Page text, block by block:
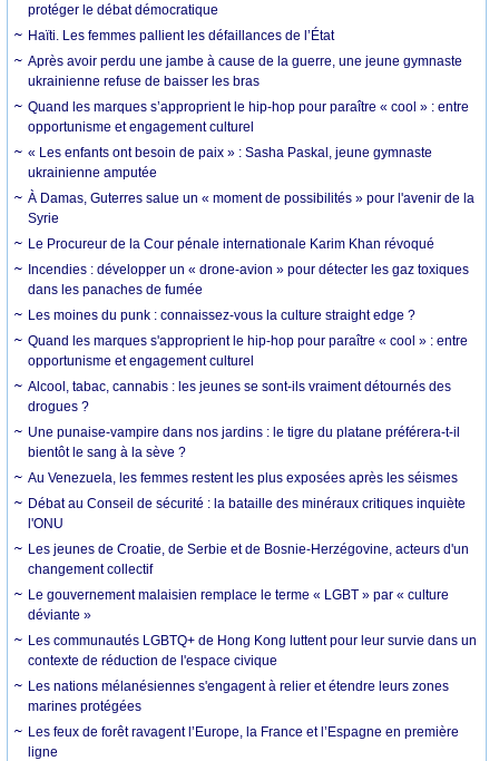
protéger le débat démocratique
Haïti. Les femmes pallient les défaillances de l’État
Après avoir perdu une jambe à cause de la guerre, une jeune gymnaste
ukrainienne refuse de baisser les bras
Quand les marques s’approprient le hip-hop pour paraître « cool » : entre
opportunisme et engagement culturel
« Les enfants ont besoin de paix » : Sasha Paskal, jeune gymnaste
ukrainienne amputée
À Damas, Guterres salue un « moment de possibilités » pour l'avenir de la
Syrie
Le Procureur de la Cour pénale internationale Karim Khan révoqué
Incendies : développer un « drone-avion » pour détecter les gaz toxiques
dans les panaches de fumée
Les moines du punk : connaissez-vous la culture straight edge ?
Quand les marques s'approprient le hip-hop pour paraître « cool » : entre
opportunisme et engagement culturel
Alcool, tabac, cannabis : les jeunes se sont-ils vraiment détournés des
drogues ?
Une punaise-vampire dans nos jardins : le tigre du platane préférera-t-il
bientôt le sang à la sève ?
Au Venezuela, les femmes restent les plus exposées après les séismes
Débat au Conseil de sécurité : la bataille des minéraux critiques inquiète
l'ONU
Les jeunes de Croatie, de Serbie et de Bosnie-Herzégovine, acteurs d'un
changement collectif
Le gouvernement malaisien remplace le terme « LGBT » par « culture
déviante »
Les communautés LGBTQ+ de Hong Kong luttent pour leur survie dans un
contexte de réduction de l'espace civique
Les nations mélanésiennes s'engagent à relier et étendre leurs zones
marines protégées
Les feux de forêt ravagent l’Europe, la France et l’Espagne en première
ligne